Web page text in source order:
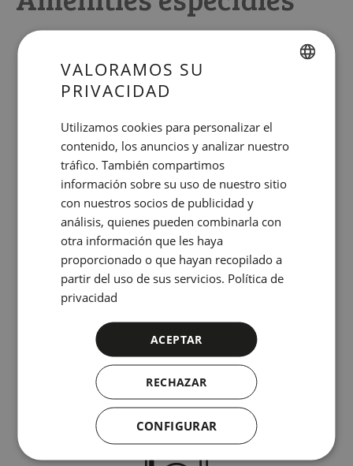
Climatización individual
Conexión gratis a la red WIFI
CATALAN
ITALIAN
VALORAMOS SU
PRIVACIDAD
Utilizamos cookies para personalizar el
contenido, los anuncios y analizar nuestro
tráfico. También compartimos
información sobre su uso de nuestro sitio
con nuestros socios de publicidad y
análisis, quienes pueden combinarla con
otra información que les haya
proporcionado o que hayan recopilado a
partir del uso de sus servicios. Política de
privacidad
ACEPTAR
RECHAZAR
CONFIGURAR